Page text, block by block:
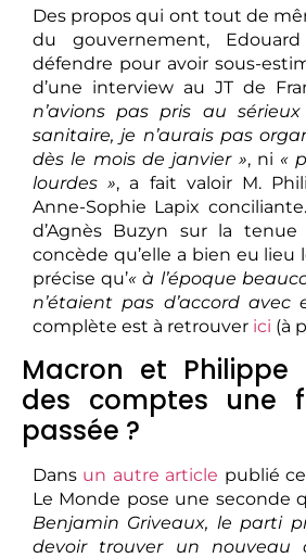
Des propos qui ont tout de
du gouvernement,
défendre pour avoir sous-
d’une interview au JT de
n’avions pas pris au
sanitaire, je n’aurais pas
dès le mois de janvier », ni «
lourdes », a fait valoir M.
Anne-Sophie Lapix
d’Agnès Buzyn sur la tenue
concède qu’elle a bien eu lieu
précise qu’« à l’époque
n’étaient pas d’accord avec
complète est à retrouver ici (à
Macron et Philippe
des comptes une
passée ?
Dans un autre article publié
Le Monde pose une seconde
Benjamin Griveaux, le parti
devoir trouver un nouveau